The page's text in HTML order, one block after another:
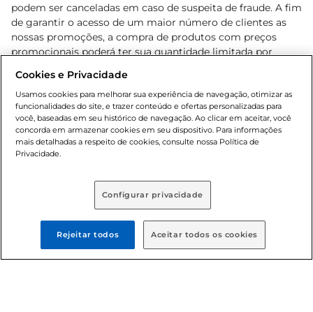
podem ser canceladas em caso de suspeita de fraude. A fim
de garantir o acesso de um maior número de clientes as
nossas promoções, a compra de produtos com preços
promocionais poderá ter sua quantidade limitada por
o e-commerce e válidos durante o dia de hoje, podendo
sofrer alterações sem prévia notificação. Proibida a venda
de bebidas alcoólicas para menores de 18 anos, conforme
Lei n.º 8069/90, art. 81, inciso II (Estatuto da Criança e do
Adolescente). Preços e condições exclusivos para o
www.bretas.com.br
© 2025 Copyright. Todos os direitos
reservados Bretas.
Cookies e Privacidade
Usamos cookies para melhorar sua experiência de navegação, otimizar as
funcionalidades do site, e trazer conteúdo e ofertas personalizadas para
você, baseadas em seu histórico de navegação. Ao clicar em aceitar, você
concorda em armazenar cookies em seu dispositivo. Para informações
mais detalhadas a respeito de cookies, consulte nossa Política de
Privacidade.
Configurar privacidade
Rejeitar todos Aceitar todos os cookies